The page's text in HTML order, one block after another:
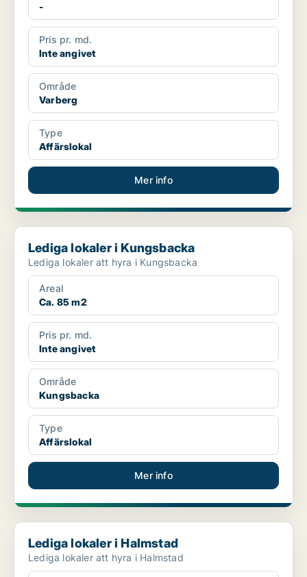
-
Pris pr. md.
Inte angivet
Område
Varberg
Type
Affärslokal
Mer info
Lediga lokaler i Kungsbacka
Lediga lokaler i Kungsbacka
Lediga lokaler att hyra i Kungsbacka
Areal
Ca. 85 m2
Pris pr. md.
Inte angivet
Område
Kungsbacka
Type
Affärslokal
Mer info
Lediga lokaler i Halmstad
Lediga lokaler i Halmstad
Lediga lokaler att hyra i Halmstad